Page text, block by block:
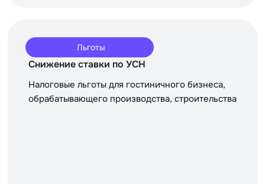
Льготы
Снижение ставки по УСН
Налоговые льготы для гостиничного бизнеса,
обрабатывающего производства, строительства